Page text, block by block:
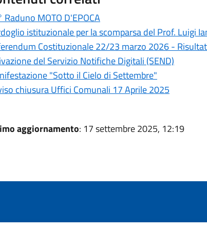
Raduno MOTO D'EPOCA
istituzionale per la scomparsa del Prof. Luigi
Costituzionale 22/23 marzo 2026 -
del Servizio Notifiche Digitali (SEND)
"Sotto il Cielo di Settembre"
chiusura Uffici Comunali 17 Aprile 2025
aggiornamento: 17 settembre 2025, 12:19